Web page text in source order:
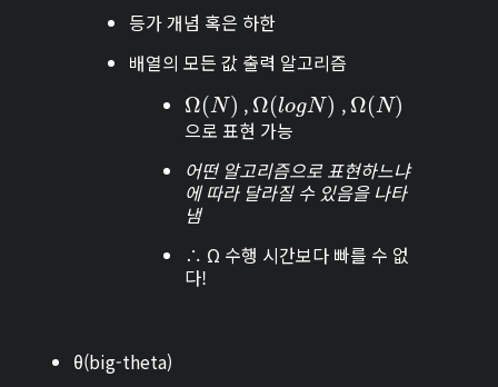
등가 개념 혹은 하한
배열의 모든 값 출력 알고리즘
Ω(N)
Ω(N) , Ω(logN)
Ω(logN) , Ω(N)
Ω(N)
으로 표현 가능
어떤 알고리즘으로 표현하느냐
에 따라 달라질 수 있음을 나타
냄
∴ Ω 수행 시간보다 빠를 수 없
다!
θ(big-theta)